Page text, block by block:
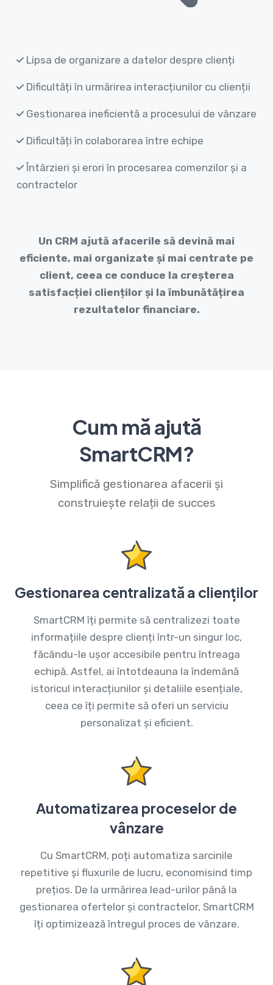
Lipsa de organizare a datelor despre clienți
Dificultăți în urmărirea interacțiunilor cu clienții
Gestionarea ineficientă a procesului de vânzare
Dificultăți în colaborarea între echipe
Întârzieri și erori în procesarea comenzilor și a
contractelor
Un CRM ajută afacerile să devină mai
eficiente, mai organizate și mai centrate pe
client, ceea ce conduce la creșterea
satisfacției clienților și la îmbunătățirea
rezultatelor financiare.
Cum mă ajută
SmartCRM?
Simplifică gestionarea afacerii și
construiește relații de succes
Gestionarea centralizată a clienților
SmartCRM îți permite să centralizezi toate
informațiile despre clienți într-un singur loc,
făcându-le ușor accesibile pentru întreaga
echipă. Astfel, ai întotdeauna la îndemână
istoricul interacțiunilor și detaliile esențiale,
ceea ce îți permite să oferi un serviciu
personalizat și eficient.
Automatizarea proceselor de
vânzare
Cu SmartCRM, poți automatiza sarcinile
repetitive și fluxurile de lucru, economisind timp
prețios. De la urmărirea lead-urilor până la
gestionarea ofertelor și contractelor, SmartCRM
îți optimizează întregul proces de vânzare.